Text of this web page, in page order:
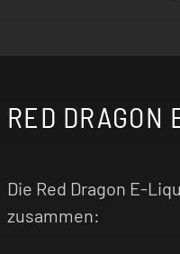
RED DRAGON
Die Red Dragon E-
zusammen: